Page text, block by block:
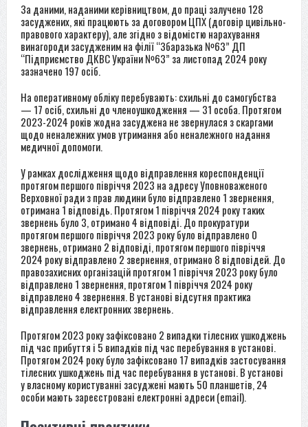
За даними, наданими керівництвом, до праці залучено 128
засуджених, які працюють за договором ЦПХ (договір цивільно-
правового характеру), але згідно з відомістю нарахування
винагороди засудженим на філії “Збаразька №63” ДП
“Підприємство ДКВС України №63” за листопад 2024 року
зазначено 197 осіб.
На оперативному обліку перебувають: схильні до самогубства
— 17 осіб, схильні до членоушкодження — 31 особа. Протягом
2023-2024 років жодна засуджена не звернулася з скаргами
щодо неналежних умов утримання або неналежного надання
медичної допомоги.
У рамках дослідження щодо відправлення кореспонденції
протягом першого півріччя 2023 на адресу Уповноваженого
Верховної ради з прав людини було відправлено 1 звернення,
отримана 1 відповідь. Протягом 1 півріччя 2024 року таких
звернень було 3, отримано 4 відповіді. До прокуратури
протягом першого півріччя 2023 року було відправлено 0
звернень, отримано 2 відповіді, протягом першого півріччя
2024 року відправлено 2 звернення, отримано 8 відповідей. До
правозахисних організацій протягом 1 півріччя 2023 року було
відправлено 1 звернення, протягом 1 півріччя 2024 року
відправлено 4 звернення. В установі відсутня практика
відправлення електронних звернень.
Протягом 2023 року зафіксовано 2 випадки тілесних ушкоджень
під час прибуття і 5 випадків під час перебування в установі.
Протягом 2024 року було зафіксовано 17 випадків застосування
тілесних ушкоджень під час перебування в установі. В установі
у власному користуванні засуджені мають 50 планшетів, 24
особи мають зареєстровані електронні адреси (email).